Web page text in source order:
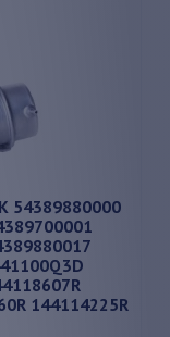
54389880000
144114225R